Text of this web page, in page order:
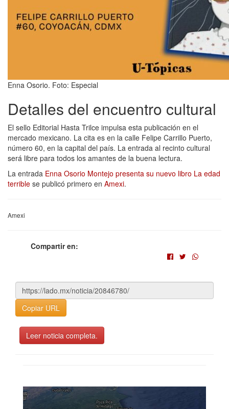
Enna Osorio. Foto: Especial
Detalles del encuentro cultural
El sello Editorial Hasta Trilce impulsa esta publicación en el
mercado mexicano. La cita es en la calle Felipe Carrillo Puerto,
número 60, en la capital del país. La entrada al recinto cultural
será libre para todos los amantes de la buena lectura.
La entrada Enna Osorio Montejo presenta su nuevo libro La edad
terrible se publicó primero en Amexi.
Amexi
Compartir en:
Copiar URL
Leer noticia completa.